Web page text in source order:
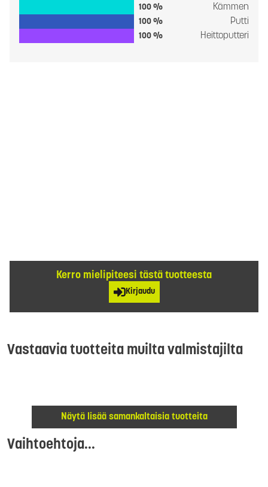
100 % Kämmen
100 % Putti
100 % Heittoputteri
Kerro mielipiteesi tästä tuotteesta
Kirjaudu
Vastaavia tuotteita muilta valmistajilta
Näytä lisää samankaltaisia tuotteita
Vaihtoehtoja...